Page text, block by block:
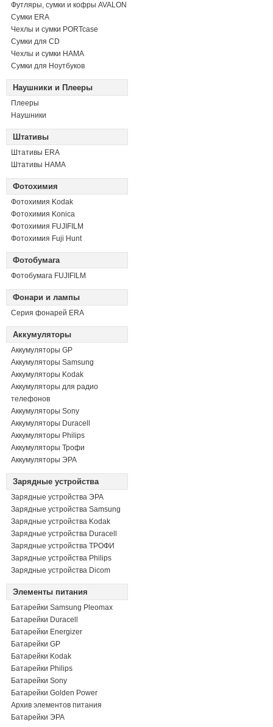
Футляры, сумки и кофры AVALON
Сумки ERA
Чехлы и сумки PORTcase
Сумки для CD
Чехлы и сумки HAMA
Сумки для Ноутбуков
Наушники и Плееры
Плееры
Наушники
Штативы
Штативы ERA
Штативы HAMA
Фотохимия
Фотохимия Kodak
Фотохимия Konica
Фотохимия FUJIFILM
Фотохимия Fuji Hunt
Фотобумага
Фотобумага FUJIFILM
Фонари и лампы
Серия фонарей ERA
Аккумуляторы
Аккумуляторы GP
Аккумуляторы Samsung
Аккумуляторы Kodak
Аккумуляторы для радио
телефонов
Аккумуляторы Sony
Аккумуляторы Duracell
Аккумуляторы Philips
Аккумуляторы Трофи
Аккумуляторы ЭРА
Зарядные устройства
Зарядные устройства ЭРА
Зарядные устройства Samsung
Зарядные устройства Kodak
Зарядные устройства Duracell
Зарядные устройства ТРОФИ
Зарядные устройства Philips
Зарядные устройства Dicom
Элементы питания
Батарейки Samsung Pleomax
Батарейки Duracell
Батарейки Energizer
Батарейки GP
Батарейки Kodak
Батарейки Philips
Батарейки Sony
Батарейки Golden Power
Архив элементов питания
Батарейки ЭРА